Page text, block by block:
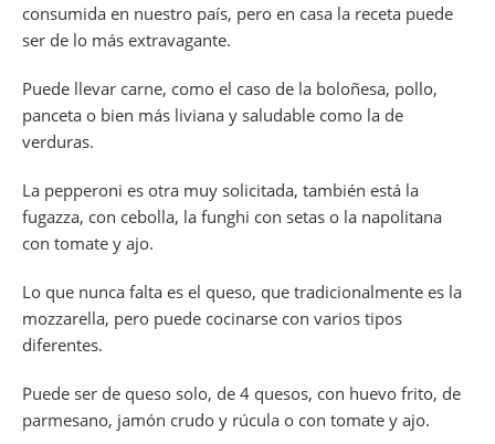
consumida en nuestro país, pero en casa la receta puede
ser de lo más extravagante.
Puede llevar carne, como el caso de la boloñesa, pollo,
panceta o bien más liviana y saludable como la de
verduras.
La pepperoni es otra muy solicitada, también está la
fugazza, con cebolla, la funghi con setas o la napolitana
con tomate y ajo.
Lo que nunca falta es el queso, que tradicionalmente es la
mozzarella, pero puede cocinarse con varios tipos
diferentes.
Puede ser de queso solo, de 4 quesos, con huevo frito, de
parmesano, jamón crudo y rúcula o con tomate y ajo.